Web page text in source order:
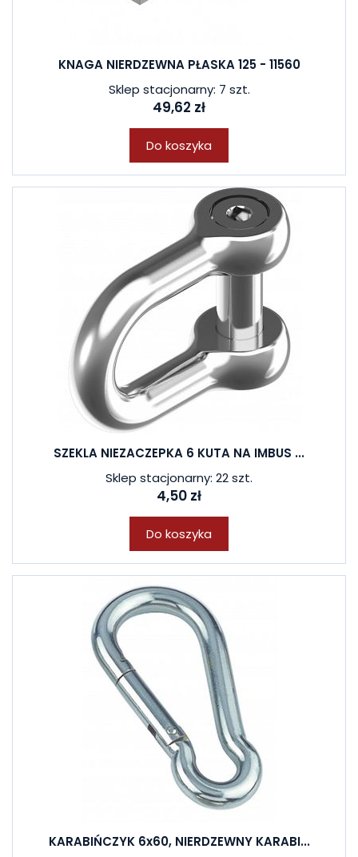
KNAGA NIERDZEWNA PŁASKA 125 - 11560
Sklep stacjonarny: 7 szt.
49,62 zł
Do koszyka
SZEKLA NIEZACZEPKA 6 KUTA NA IMBUS ...
Sklep stacjonarny: 22 szt.
4,50 zł
Do koszyka
KARABIŃCZYK 6x60, NIERDZEWNY KARABI...